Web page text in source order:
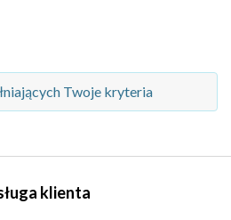
Twoje kryteria
klienta